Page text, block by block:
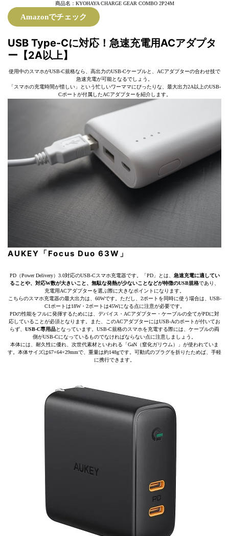
商品名：KYOHAYA CHARGE GEAR COMBO 2P24M
Amazonでチェック
USB Type-Cに対応！急速充電用ACアダプタ
ー【2A以上】
使用中のスマホがUSB-C規格なら、高出力のUSB-Cケーブルと、ACアダプターの合わせ技で
急速充電が可能となるでしょう。
「スマホの充電時間が惜しい」という忙しいワーママにぴったりな、最大出力2A以上のUSB-
Cポートが付属したACアダプターを紹介します。
AUKEY「Focus Duo 63W」
PD（Power Delivery）3.0対応のUSB-Cスマホ充電器です。「PD」とは、 急速充電に適してい
ることや、対応W数が大きいこと、無駄な発熱が少ないことなどが特徴のUSB規格であり、
充電用ACアダプターを選ぶ際に大きなポイントになります。
こちらのスマホ充電器の最大出力は、60Wです。ただし、2ポートを同時に使う場合は、USB-
C1ポートは18W・2ポートは45Wになる点に注意が必要です。
PDの性能をフルに発揮するためには、デバイス・ACアダプター・ケーブルの全てがPDに対
応していることが必須となります。また、このACアダプターにはUSB-Aのポートが付いてお
らず、 USB-C専用品となっています。USB-C規格のスマホを充電する際には、ケーブルの両
側がUSB-Cになっているものでなければならない点に注意しましょう。
本体には、耐久性に優れ、次世代素材といわれる「GaN（窒化ガリウム）」が使われていま
す。本体サイズは67×64×29mmで、重量は約148gです。可動式のプラグを折りたためば、手軽
に携行できます。